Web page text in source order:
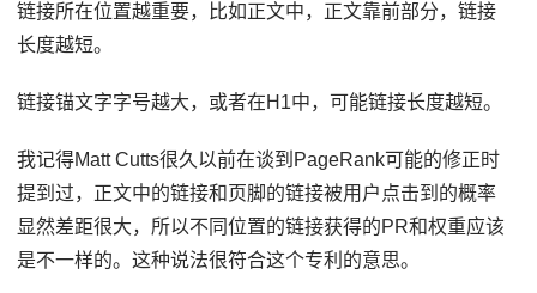
链接所在位置越重要，比如正文中，正文靠前部分，链接
长度越短。
链接锚文字字号越大，或者在H1中，可能链接长度越短。
我记得Matt Cutts很久以前在谈到PageRank可能的修正时
提到过，正文中的链接和页脚的链接被用户点击到的概率
显然差距很大，所以不同位置的链接获得的PR和权重应该
是不一样的。这种说法很符合这个专利的意思。